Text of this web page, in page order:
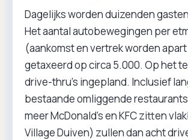
Dagelijks worden duizenden
Het aantal autobewegingen per
(aankomst en vertrek worden
getaxeerd op circa 5.000. Op het
drive-thru’s ingepland. Inclusief
bestaande omliggende
meer McDonald’s en KFC zitten
Village Duiven) zullen dan acht